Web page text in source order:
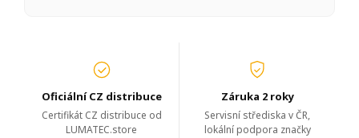
Oficiální CZ distribuce
Certifikát CZ distribuce od
LUMATEC.store
Záruka 2 roky
Servisní střediska v ČR,
lokální podpora značky